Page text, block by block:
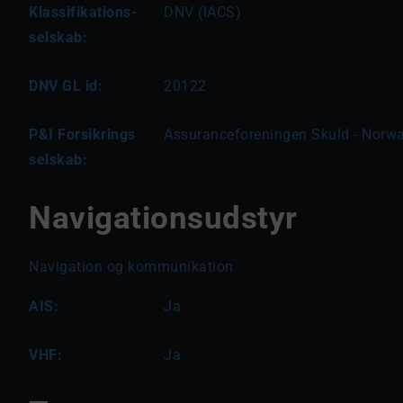
Klassifikations-
selskab:
DNV (IACS)
DNV GL id: 20122
P&I Forsikrings
selskab:
Assuranceforeningen Skuld -
Navigationsudstyr
Navigation og kommunikation
AIS: Ja
VHF: Ja